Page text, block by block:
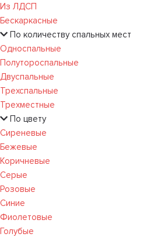
Из ЛДСП
Бескаркасные
По количеству спальных мест
Односпальные
Полутороспальные
Двуспальные
Трехспальные
Трехместные
По цвету
Сиреневые
Бежевые
Коричневые
Серые
Розовые
Синие
Фиолетовые
Голубые